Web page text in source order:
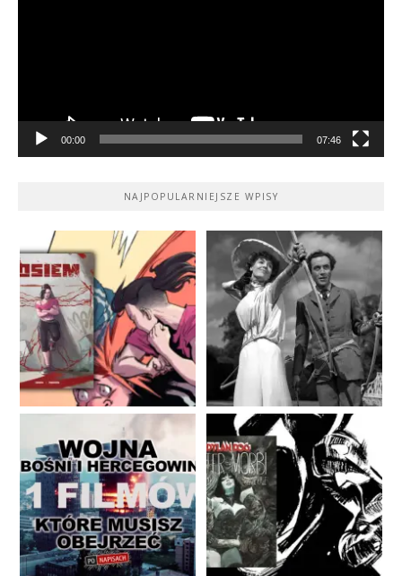
00:00 07:46
NAJPOPULARNIEJSZE WPISY